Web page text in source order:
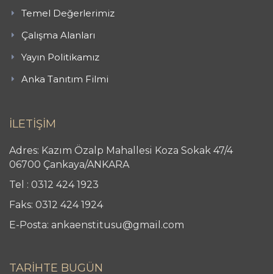
Temel Değerlerimiz
Çalışma Alanları
Yayın Politikamız
Anka Tanıtım Filmi
İLETİŞİM
Adres: Kazım Özalp Mahallesi Koza Sokak 47/4
06700 Çankaya/ANKARA
Tel : 0312 424 1923
Faks: 0312 424 1924
E-Posta: ankaenstitusu@gmail.com
TARİHTE BUGÜN